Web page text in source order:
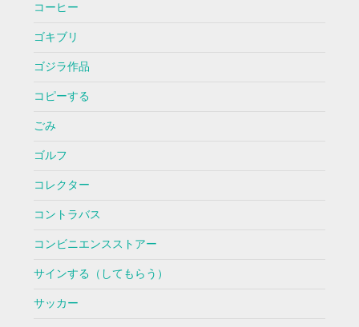
コーヒー
ゴキブリ
ゴジラ作品
コピーする
ごみ
ゴルフ
コレクター
コントラバス
コンビニエンスストアー
サインする（してもらう）
サッカー